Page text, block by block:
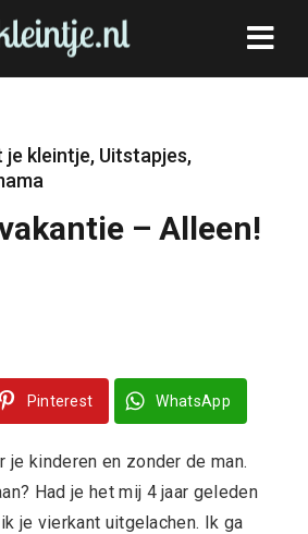
je kleintje, Uitstapjes,
– Alleen!
Pinterest WhatsApp
je kinderen en zonder de man.
Had je het mij 4 jaar geleden
je vierkant uitgelachen. Ik ga